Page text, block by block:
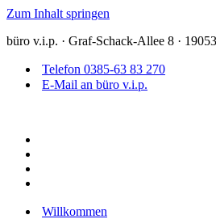
Zum Inhalt springen
büro v.i.p. · Graf-Schack-Allee 8 ·
Telefon 0385-63 83 270
E-Mail an büro v.i.p.
Willkommen